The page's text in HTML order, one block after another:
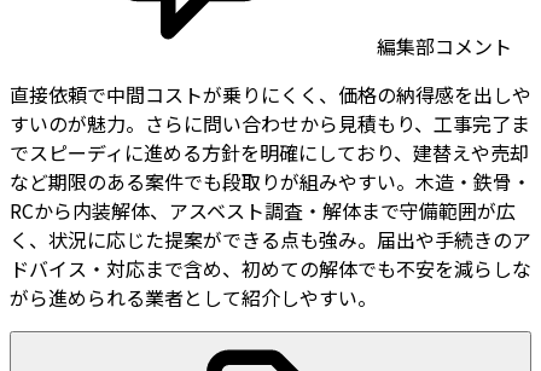
編集部コメント
直接依頼で中間コストが乗りにくく、価格の納得感を出しや
すいのが魅力。さらに問い合わせから見積もり、工事完了ま
でスピーディに進める方針を明確にしており、建替えや売却
など期限のある案件でも段取りが組みやすい。木造・鉄骨・
RCから内装解体、アスベスト調査・解体まで守備範囲が広
く、状況に応じた提案ができる点も強み。届出や手続きのア
ドバイス・対応まで含め、初めての解体でも不安を減らしな
がら進められる業者として紹介しやすい。